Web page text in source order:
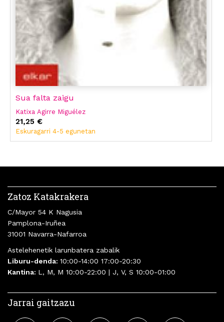
Sua falta zaigu
Katixa Agirre Miguélez
21,25 €
Eskuragarri 4-5 egunetan
Zatoz Katakrakera
C/Mayor 54 K Nagusia
Pamplona-Iruñea
31001 Navarra-Nafarroa
Astelehenetik larunbatera zabalik
Liburu-denda: 10:00-14:00 17:00-20:30
Kantina: L, M, M 10:00-22:00 | J, V, S 10:00-01:00
Jarrai gaitzazu